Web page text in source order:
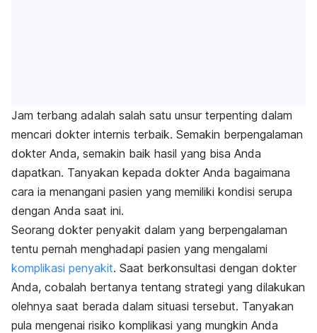
Jam terbang adalah salah satu unsur terpenting dalam
mencari dokter internis terbaik. Semakin berpengalaman
dokter Anda, semakin baik hasil yang bisa Anda
dapatkan. Tanyakan kepada dokter Anda bagaimana
cara ia menangani pasien yang memiliki kondisi serupa
dengan Anda saat ini.
Seorang dokter penyakit dalam yang berpengalaman
tentu pernah menghadapi pasien yang mengalami
komplikasi penyakit. Saat berkonsultasi dengan dokter
Anda, cobalah bertanya tentang strategi yang dilakukan
olehnya saat berada dalam situasi tersebut. Tanyakan
pula mengenai risiko komplikasi yang mungkin Anda